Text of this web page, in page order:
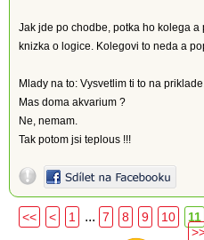
Jak jde po chodbe, potka ho kolega a
knizka o logice. Kolegovi to neda a
Mlady na to: Vysvetlim ti to na
Mas doma akvarium ?
Ne, nemam.
Tak potom jsi teplous !!!
<< < 1 ... 7 8 9 10 11